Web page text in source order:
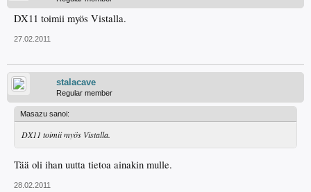
DX11 toimii myös Vistalla.
27.02.2011
stalacave
Regular member
Masazu sanoi:
DX11 toimii myös Vistalla.
Tää oli ihan uutta tietoa ainakin mulle.
28.02.2011